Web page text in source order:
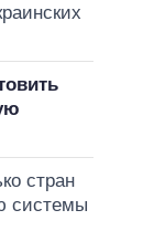
стран
системы